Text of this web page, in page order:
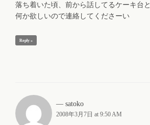
落ち着いた頃、前から話してるケーキ台と
何か欲しいので連絡してくださーい
Reply »
satoko
2008年3月7日 at 9:50 AM